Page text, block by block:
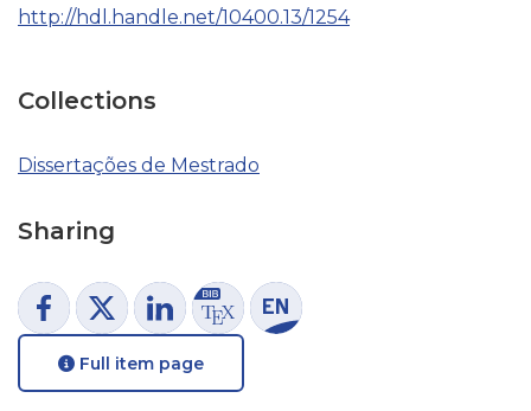
http://hdl.handle.net/10400.13/1254
Collections
Dissertações de Mestrado
Sharing
Full item page